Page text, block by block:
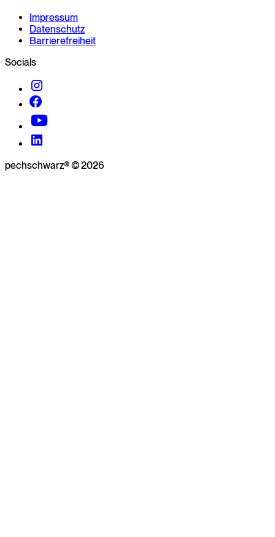
Impressum
Datenschutz
Barrierefreiheit
Socials
pechschwarz® © 2026